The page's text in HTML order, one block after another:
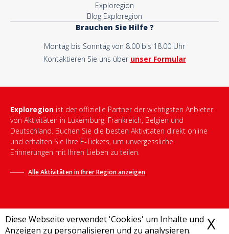
Diese Webseite verwendet 'Cookies' um Inhalte und
Anzeigen zu personalisieren und zu analysieren.
X
Exploregion
Blog Exploregion
Brauchen Sie Hilfe ?
Montag bis Sonntag von 8.00 bis 18.00 Uhr
Kontaktieren Sie uns über unser Formular
Exploregion ist der offizielle Partner der wichtigsten Anbieter
von Aktivitäten in Luxemburg, Frankreich, Belgien und
Deutschland. Buchen Sie die besten Aktivitäten direkt online
und erhalten Sie Ihre E-Tickets, um unvergessliche
Erinnerungen mit Ihren Lieben zu teilen.
Alle Aktivitäten in Ihrer Region anzeigen